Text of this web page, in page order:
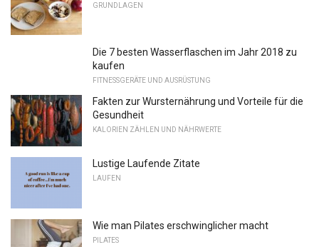
GRUNDLAGEN
Die 7 besten Wasserflaschen im Jahr 2018 zu
kaufen
FITNESSGERÄTE UND AUSRÜSTUNG
Fakten zur Wursternährung und Vorteile für die
Gesundheit
KALORIEN ZÄHLEN UND NÄHRWERTE
Lustige Laufende Zitate
LAUFEN
Wie man Pilates erschwinglicher macht
PILATES